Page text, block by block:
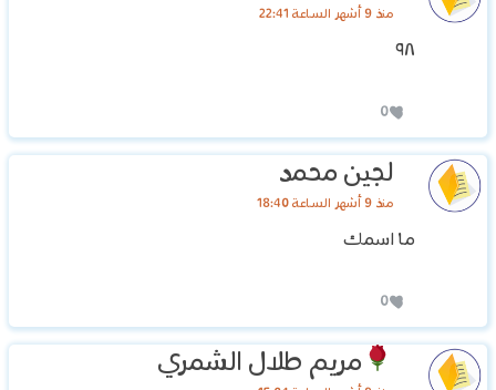
منذ 9 أشهر الساعة 22:41
٩٨
0
لجين محمد
منذ 9 أشهر الساعة 18:40
ما اسمك
0
مريم طلال الشمري